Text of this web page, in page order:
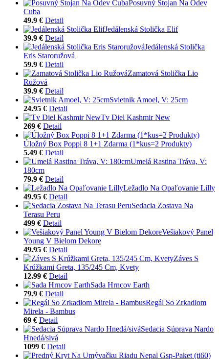
Posuvný Stojan Na Odev
Cuba
49.9 € Detail
Jedálenská Stolička Elif
39.9 € Detail
Jedálenská Stolička
Eris Staroružová
59.9 € Detail
Zamatová Stolička Lio
Ružová
39.9 € Detail
Svietnik Amoel, V: 25cm
24.95 € Detail
Tv Diel Kashmir New
269 € Detail
Úložný Box Poppi 8 1+1 Zdarma (1*kus=2 Produkty)
5.49 € Detail
Umelá Rastina Tráva, V:
180cm
79.9 € Detail
Ležadlo Na Opaľovanie Lilly
49.95 € Detail
Sedacia Zostava Na
Terasu Peru
499 € Detail
Vešiakový Panel
Young V Bielom Dekore
49.95 € Detail
Záves S
Krúžkami Greta, 135/245 Cm, Kvety
12.99 € Detail
Sada Hrncov Earth
79.9 € Detail
Regál So Zrkadlom
Mirela - Bambus
69 € Detail
Sedacia Súprava Nardo
Hnedá/sivá
1099 € Detail